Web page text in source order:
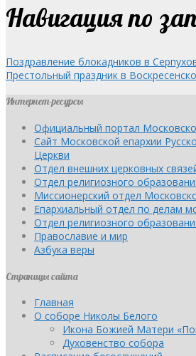
Навигация по
Поздравление блокадников в
Престольный праздник в
Интернет-ресурсы
Официальный портал
Сайт Московской епархии
Церкви
Отдел внешних церковных
Отдел религиозного
Миссионерский отдел
Епархиальный отдел по делам
Отдел религиозного
Православие и мир
Азбука веры
Страницы сайта
Главная
О соборе Николы Белого
Икона Божией Матери
Духовенство собора